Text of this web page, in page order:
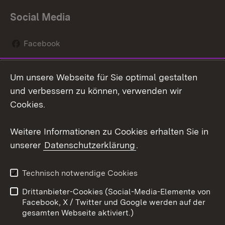
Social Media
Facebook
Social Wall
Youtube
Kontakt
Datenschutz
Barrierefreiheit
Impressum Cookies
Um unsere Webseite für Sie optimal gestalten
und verbessern zu können, verwenden wir
Cookies.
Weitere Informationen zu Cookies erhalten Sie in
unserer Datenschutzerklärung.
Technisch notwendige Cookies
Drittanbieter-Cookies (Social-Media-Elemente von
Facebook, X / Twitter und Google werden auf der
gesamten Webseite aktiviert.)